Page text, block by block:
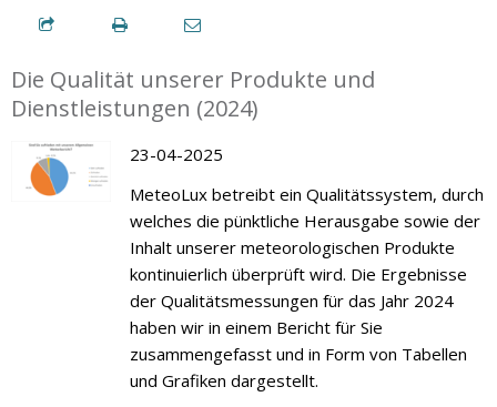
Die Qualität unserer Produkte und
Dienstleistungen (2024)
23-04-2025
MeteoLux betreibt ein Qualitätssystem, durch
welches die pünktliche Herausgabe sowie der
Inhalt unserer meteorologischen Produkte
kontinuierlich überprüft wird. Die Ergebnisse
der Qualitätsmessungen für das Jahr 2024
haben wir in einem Bericht für Sie
zusammengefasst und in Form von Tabellen
und Grafiken dargestellt.